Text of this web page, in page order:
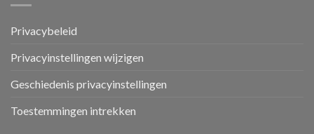
Privacybeleid
Privacyinstellingen wijzigen
Geschiedenis privacyinstellingen
Toestemmingen intrekken